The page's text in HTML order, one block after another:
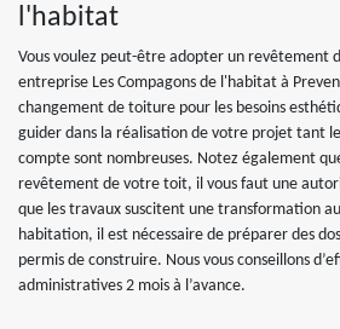
l'habitat
Vous voulez peut-être adopter un revêtement
entreprise Les Compagons de l'habitat à
changement de toiture pour les besoins
guider dans la réalisation de votre projet tant
compte sont nombreuses. Notez également
revêtement de votre toit, il vous faut une
que les travaux suscitent une transformation
habitation, il est nécessaire de préparer des
permis de construire. Nous vous conseillons
administratives 2 mois à l’avance.